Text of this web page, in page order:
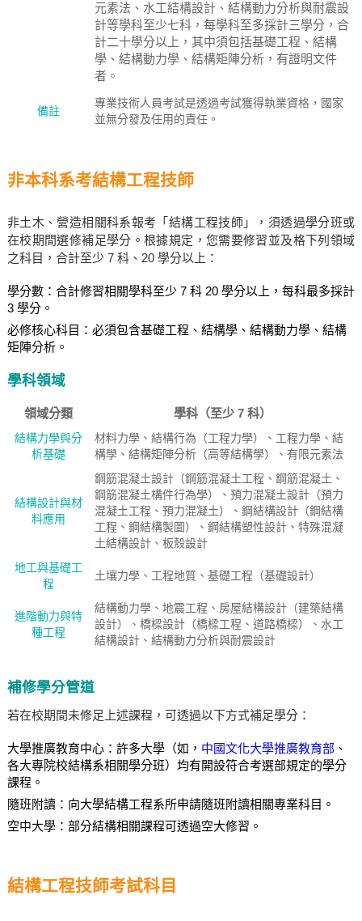
元素法、水工結構設計、結構動力分析與耐震設
計等學科至少七科，每學科至多採計三學分，合
計二十學分以上，其中須包括基礎工程、結構
學、結構動力學、結構矩陣分析，有證明文件
者。
備註
專業技術人員考試是透過考試獲得執業資格，國家
並無分發及任用的責任。
非本科系考結構工程技師
非土木、營造相關科系報考「結構工程技師」，須透過學分班或
在校期間選修補足學分。根據規定，您需要修習並及格下列領域
之科目，合計至少 7 科、20 學分以上：
學分數：合計修習相關學科至少 7 科 20 學分以上，每科最多採計
3 學分。
必修核心科目：必須包含基礎工程、結構學、結構動力學、結構
矩陣分析。
學科領域
領域分類 學科（至少 7 科）
結構力學與分
析基礎
材料力學、結構行為（工程力學）、工程力學、結
構學、結構矩陣分析（高等結構學）、有限元素法
結構設計與材
料應用
鋼筋混凝土設計（鋼筋混凝土工程、鋼筋混凝土、
鋼筋混凝土構件行為學）、預力混凝土設計（預力
混凝土工程、預力混凝土）、鋼結構設計（鋼結構
工程、鋼結構製圖）、鋼結構塑性設計、特殊混凝
土結構設計、板殼設計
地工與基礎工
程
土壤力學、工程地質、基礎工程（基礎設計）
進階動力與特
種工程
結構動力學、地震工程、房屋結構設計（建築結構
設計）、橋樑設計（橋樑工程、道路橋樑）、水工
結構設計、結構動力分析與耐震設計
補修學分管道
若在校期間未修足上述課程，可透過以下方式補足學分：
大學推廣教育中心：許多大學（如， 中國文化大學推廣教育部 、
各大專院校結構系相關學分班）均有開設符合考選部規定的學分
課程。
隨班附讀：向大學結構工程系所申請隨班附讀相關專業科目。
空中大學：部分結構相關課程可透過空大修習。
結構工程技師考試科目